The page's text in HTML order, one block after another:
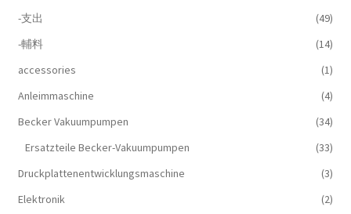
-支出
(49)
-輔料
(14)
accessories
(1)
Anleimmaschine
(4)
Becker Vakuumpumpen
(34)
Ersatzteile Becker-Vakuumpumpen
(33)
Druckplattenentwicklungsmaschine
(3)
Elektronik
(2)